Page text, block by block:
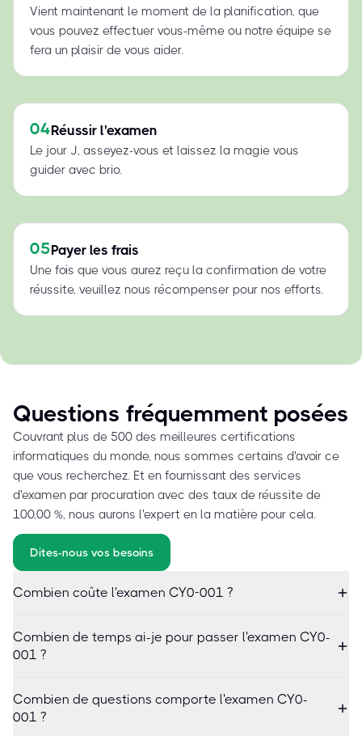
Vient maintenant le moment de la planification, que
vous pouvez effectuer vous-même ou notre équipe se
fera un plaisir de vous aider.
04Réussir l'examen
Le jour J, asseyez-vous et laissez la magie vous
guider avec brio.
05Payer les frais
Une fois que vous aurez reçu la confirmation de votre
réussite, veuillez nous récompenser pour nos efforts.
Questions fréquemment posées
Couvrant plus de 500 des meilleures certifications
informatiques du monde, nous sommes certains d'avoir ce
que vous recherchez. Et en fournissant des services
d'examen par procuration avec des taux de réussite de
100,00 %, nous aurons l'expert en la matière pour cela.
Dites-nous vos besoins
Combien coûte l'examen CY0-001 ?
Combien de temps ai-je pour passer l'examen CY0-
001 ?
Combien de questions comporte l'examen CY0-
001 ?